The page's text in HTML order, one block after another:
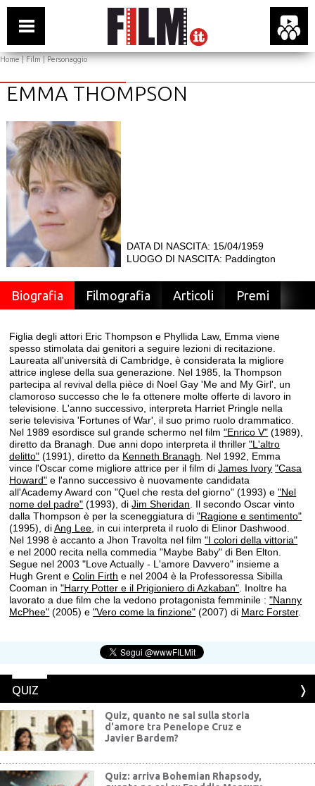
Home|Film| Personaggio
EMMA THOMPSON
DATA DI NASCITA: 15/04/1959
LUOGO DI NASCITA: Paddington
Biografia Filmografia Articoli Premi
Figlia degli attori Eric Thompson e Phyllida Law, Emma viene
spesso stimolata dai genitori a seguire lezioni di recitazione.
Laureata all'università di Cambridge, è considerata la migliore
attrice inglese della sua generazione. Nel 1985, la Thompson
partecipa al revival della pièce di Noel Gay 'Me and My Girl', un
clamoroso successo che le fa ottenere molte offerte di lavoro in
televisione. L'anno successivo, interpreta Harriet Pringle nella
serie televisiva 'Fortunes of War', il suo primo ruolo drammatico.
Nel 1989 esordisce sul grande schermo nel film"Enrico V" (1989),
diretto da Branagh. Due anni dopo interpreta il thriller"L'altro
delitto" (1991), diretto da Kenneth Branagh . Nel 1992, Emma
vince l'Oscar come migliore attrice per il film diJames Ivory "Casa
Howard" e l'anno successivo è nuovamente candidata
all'Academy Award con "Quel che resta del giorno" (1993) e"Nel
nome del padre" (1993), diJim Sheridan . Il secondo Oscar vinto
dalla Thompson è per la sceneggiatura di"Ragione e sentimento"
(1995), diAng Lee , in cui interpreta il ruolo di Elinor Dashwood.
Nel 1998 è accanto a Jhon Travolta nel film"I colori della vittoria"
e nel 2000 recita nella commedia "Maybe Baby" di Ben Elton.
Segue nel 2003 "Love Actually - L'amore Davvero" insieme a
Hugh Grent eColin Firth e nel 2004 è la Professoressa Sibilla
Cooman in"Harry Potter e il Prigioniero di Azkaban" . Inoltre ha
lavorato a due film che la vedono protagonista femminile :"Nanny
McPhee" (2005) e"Vero come la finzione" (2007) di Marc Forster.
QUIZ
Quiz, quanto ne sai sulla storia
d'amore tra Penelope Cruz e
Javier Bardem?
Quiz: arriva Bohemian Rhapsody,